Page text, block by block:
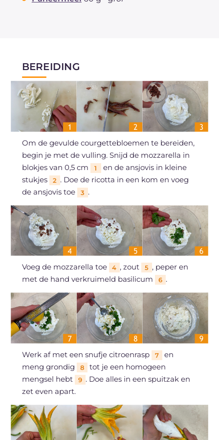
BEREIDING
Om de gevulde courgettebloemen te bereiden,
begin je met de vulling. Snijd de mozzarella in
blokjes van 0,5 cm
1
en de ansjovis in kleine
stukjes
2 . Doe de ricotta in een kom en voeg
de ansjovis toe
3 .
Voeg de mozzarella toe 4 , zout 5 , peper en
met de hand verkruimeld basilicum
6 .
Werk af met een snufje citroenrasp 7
en
meng grondig
8
tot je een homogeen
mengsel hebt
9 . Doe alles in een spuitzak en
zet even apart.